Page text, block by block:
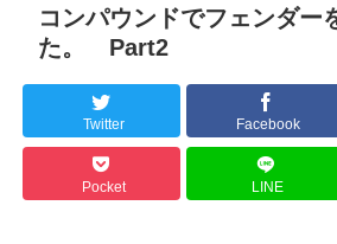
コンパウンドでフェンダー
た。 Part2
Twitter Facebook
Pocket LINE